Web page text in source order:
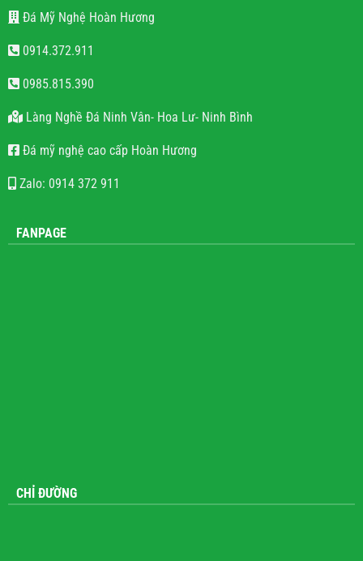
Đá Mỹ Nghệ Hoàn Hương
0914.372.911
0985.815.390
Làng Nghề Đá Ninh Vân- Hoa Lư- Ninh Bình
Đá mỹ nghệ cao cấp Hoàn Hương